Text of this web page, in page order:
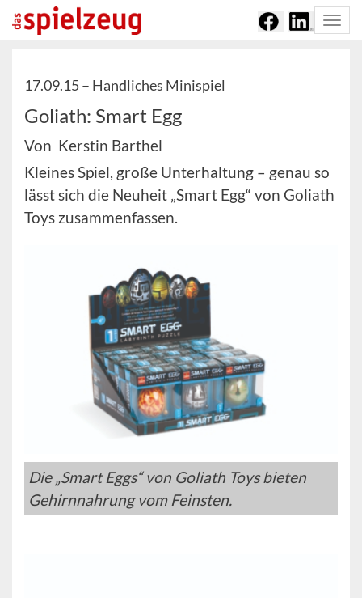
17.09.15 – Handliches Minispiel
Goliath: Smart Egg
Von Kerstin Barthel
Kleines Spiel, große Unterhaltung – genau so
lässt sich die Neuheit „Smart Egg“ von Goliath
Toys zusammenfassen.
Die „Smart Eggs“ von Goliath Toys bieten
Gehirnnahrung vom Feinsten.